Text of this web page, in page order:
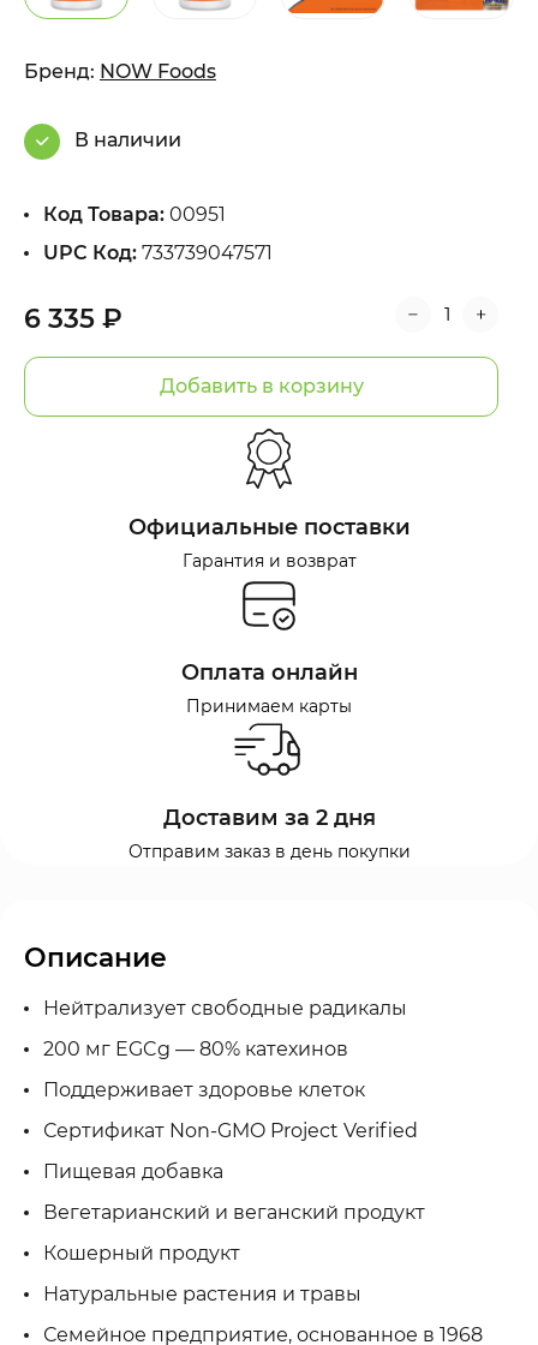
6 335 ₽
Добавить в корзину
Бренд: NOW Foods
В наличии
Код Товара: 00951
UPC Код: 733739047571
Официальные поставки
Гарантия и возврат
Оплата онлайн
Принимаем карты
Доставим за 2 дня
Отправим заказ в день покупки
Описание
Нейтрализует свободные радикалы
200 мг EGCg — 80% катехинов
Поддерживает здоровье клеток
Сертификат Non-GMO Project Verified
Пищевая добавка
Вегетарианский и веганский продукт
Кошерный продукт
Натуральные растения и травы
Семейное предприятие, основанное в 1968